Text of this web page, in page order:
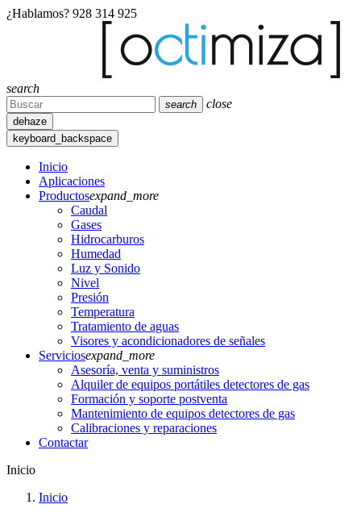
¿Hablamos? 928 314 925
search
search close
dehaze
keyboard_backspace
Inicio
Aplicaciones
Productosexpand_more
Caudal
Gases
Hidrocarburos
Humedad
Luz y Sonido
Nivel
Presión
Temperatura
Tratamiento de aguas
Visores y acondicionadores de señales
Serviciosexpand_more
Asesoría, venta y suministros
Alquiler de equipos portátiles detectores de gas
Formación y soporte postventa
Mantenimiento de equipos detectores de gas
Calibraciones y reparaciones
Contactar
Inicio
Inicio